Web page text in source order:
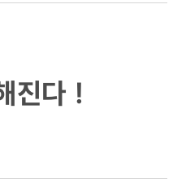
진다 !